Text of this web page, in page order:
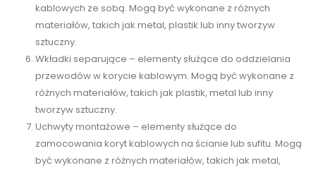
kablowych ze sobą. Mogą być wykonane z różnych
materiałów, takich jak metal, plastik lub inny tworzyw
sztuczny.
Wkładki separujące – elementy służące do oddzielania
przewodów w korycie kablowym. Mogą być wykonane z
różnych materiałów, takich jak plastik, metal lub inny
tworzyw sztuczny.
Uchwyty montażowe – elementy służące do
zamocowania koryt kablowych na ścianie lub sufitu. Mogą
być wykonane z różnych materiałów, takich jak metal,